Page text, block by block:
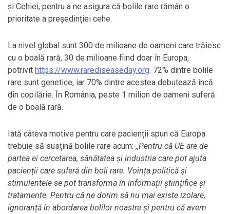
și Cehiei, pentru a ne asigura că bolile rare rămân o
prioritate a președinției cehe.
La nivel global sunt 300 de milioane de oameni care trăiesc
cu o boală rară, 30 de milioane fiind doar în Europa,
potrivit https://www.rarediseaseday.org. 72% dintre bolile
rare sunt genetice, iar 70% dintre acestea debutează încă
din copilărie. În România, peste 1 milion de oameni suferă
de o boală rară.
Iată câteva motive pentru care pacienții spun că Europa
trebuie să susțină bolile rare acum: ,,Pentru că UE are de
partea ei cercetarea, sănătatea și industria care pot ajuta
pacienții care suferă din boli rare. Voința politică și
stimulentele se pot transforma în informații științifice și
tratamente. Pentru că ne dorim să nu mai existe izolare,
ignoranță în abordarea bolilor noastre și pentru că avem